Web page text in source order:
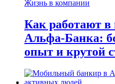
Жизнь в компании
Как работают в
Альфа-Банка:
опыт и крутой